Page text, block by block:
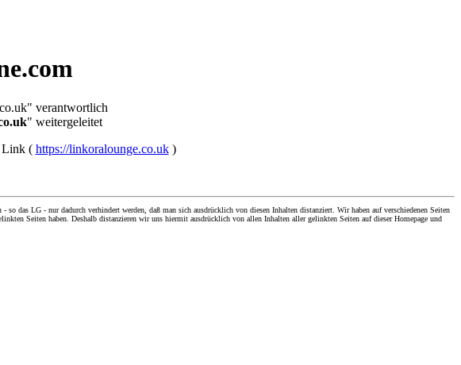
verantwortlich
" weitergeleitet
Link ( https://linkoralounge.co.uk)
das LG - nur dadurch verhindert werden, daß man sich ausdrücklich von diesen Inhalten distanziert. Wir haben auf verschiedenen Seiten
Seiten haben. Deshalb distanzieren wir uns hiermit ausdrücklich von allen Inhalten aller gelinkten Seiten auf dieser Homepage und